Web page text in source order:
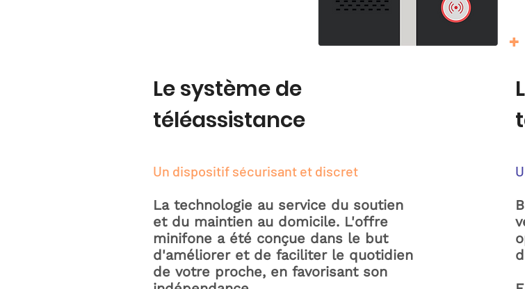
Le système de
téléassistance
Un dispositif sécurisant et discret
La technologie au service du soutien
et du maintien au domicile. L'offre
minifone a été conçue dans le but
d'améliorer et de faciliter le quotidien
de votre proche, en favorisant son
+